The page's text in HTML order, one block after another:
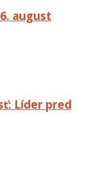
august
Líder pred